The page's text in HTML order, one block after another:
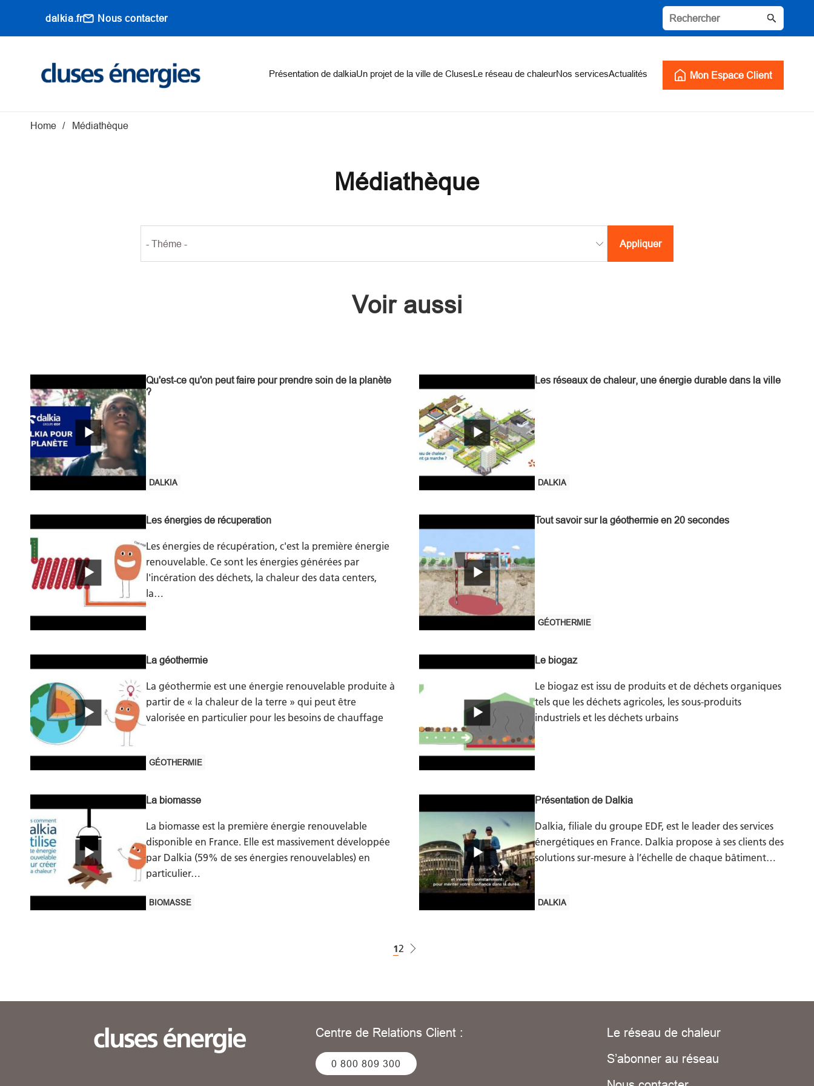
dalkia.fr Nous contacter
Présentation de dalkiaUn projet de la ville de ClusesLe réseau de chaleurNos servicesActualités Mon Espace Client
Fil d'Ariane
Home Médiathèque
Médiathèque
Voir aussi
Qu'est-ce qu'on peut faire pour prendre soin de la planète
?
DALKIA
Les réseaux de chaleur, une énergie durable dans la ville
DALKIA
Les énergies de récuperation
Les énergies de récupération, c'est la première énergie
renouvelable. Ce sont les énergies générées par
l'incération des déchets, la chaleur des data centers,
la…
Tout savoir sur la géothermie en 20 secondes
GÉOTHERMIE
La géothermie
La géothermie est une énergie renouvelable produite à
partir de « la chaleur de la terre » qui peut être
valorisée en particulier pour les besoins de chauffage
GÉOTHERMIE
Le biogaz
Le biogaz est issu de produits et de déchets organiques
tels que les déchets agricoles, les sous-produits
industriels et les déchets urbains
La biomasse
La biomasse est la première énergie renouvelable
disponible en France. Elle est massivement développée
par Dalkia (59% de ses énergies renouvelables) en
particulier…
BIOMASSE
Présentation de Dalkia
Dalkia, filiale du groupe EDF, est le leader des services
énergétiques en France. Dalkia propose à ses clients des
solutions sur-mesure à l’échelle de chaque bâtiment…
DALKIA
Page courante
1Page
2
Centre de Relations Client :
0 800 809 300
Le réseau de chaleur
S’abonner au réseau